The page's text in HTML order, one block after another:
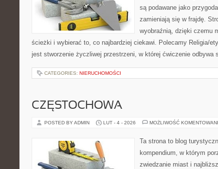
są podawane jako
zamieniają się w frajdę.
wyobraźnią, dzięki czemu
ścieżki i wybierać to, co najbardziej ciekawi. Polecamy Religia/
jest stworzenie życzliwej przestrzeni, w której ćwiczenie
CATEGORIES: NIERUCHOMOŚCI
CZĘSTOCHOWA
POSTED BY ADMIN LUT - 4 - 2026 MOŻLIWOŚĆ
Ta strona to blog
kompendium, w którym
zwiedzanie miast i